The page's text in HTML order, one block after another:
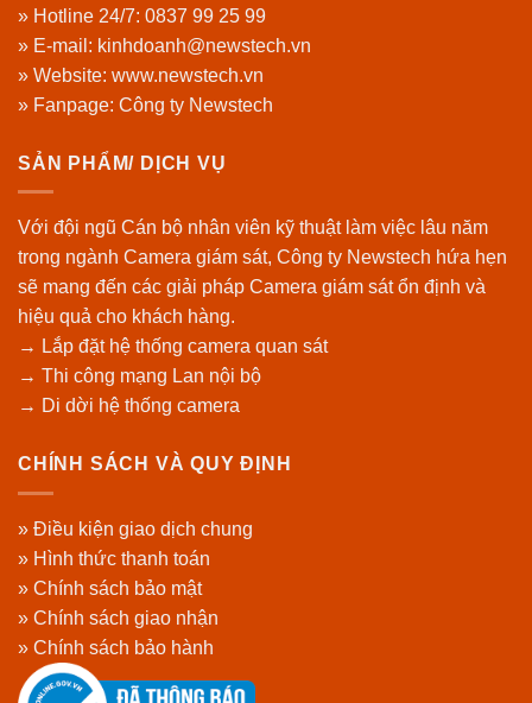
» Hotline 24/7: 0837 99 25 99
» E-mail: kinhdoanh@newstech.vn
» Website: www.newstech.vn
» Fanpage: Công ty Newstech
SẢN PHẨM/ DỊCH VỤ
Với đội ngũ Cán bộ nhân viên kỹ thuật làm việc lâu năm
trong ngành Camera giám sát, Công ty Newstech hứa hẹn
sẽ mang đến các giải pháp Camera giám sát ổn định và
hiệu quả cho khách hàng.
→ Lắp đặt hệ thống camera quan sát
→ Thi công mạng Lan nội bộ
→ Di dời hệ thống camera
CHÍNH SÁCH VÀ QUY ĐỊNH
» Điều kiện giao dịch chung
» Hình thức thanh toán
» Chính sách bảo mật
» Chính sách giao nhận
» Chính sách bảo hành